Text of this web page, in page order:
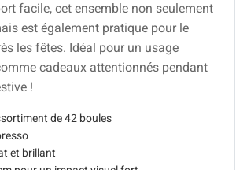
facile, cet ensemble non seulement
est également pratique pour le
les fêtes. Idéal pour un usage
cadeaux attentionnés pendant
!
de 42 boules
et brillant